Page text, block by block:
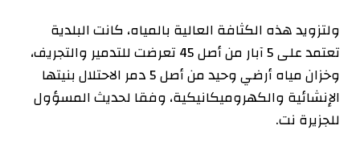
ولتزويد هذه الكثافة العالية بالمياه، كانت البلدية
تعتمد على 5 آبار من أصل 45 تعرضت للتدمير والتجريف،
وخزان مياه أرضي وحيد من أصل 5 دمر الاحتلال بنيتها
الإنشائية والكهروميكانيكية، وفقا لحديث المسؤول
للجزيرة نت.